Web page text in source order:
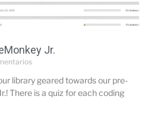
Jr.
library geared towards our pre-
There is a quiz for each coding